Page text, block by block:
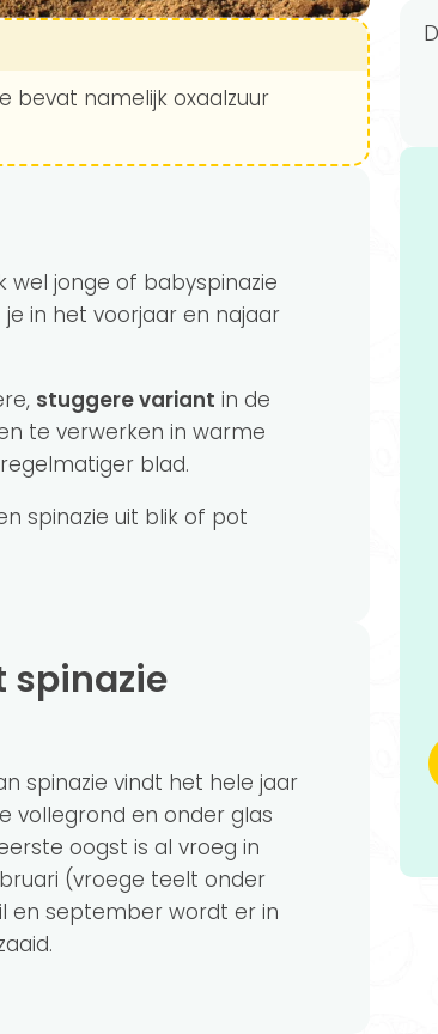
bevat namelijk oxaalzuur
wel jonge of babyspinazie
in het voorjaar en najaar
stuggere variant in de
te verwerken in warme
blad.
spinazie uit blik of pot
spinazie vindt het hele jaar
vollegrond en onder glas
oogst is al vroeg in
(vroege teelt onder
en september wordt er in